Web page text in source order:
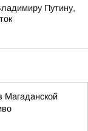
Путину,
Магаданской